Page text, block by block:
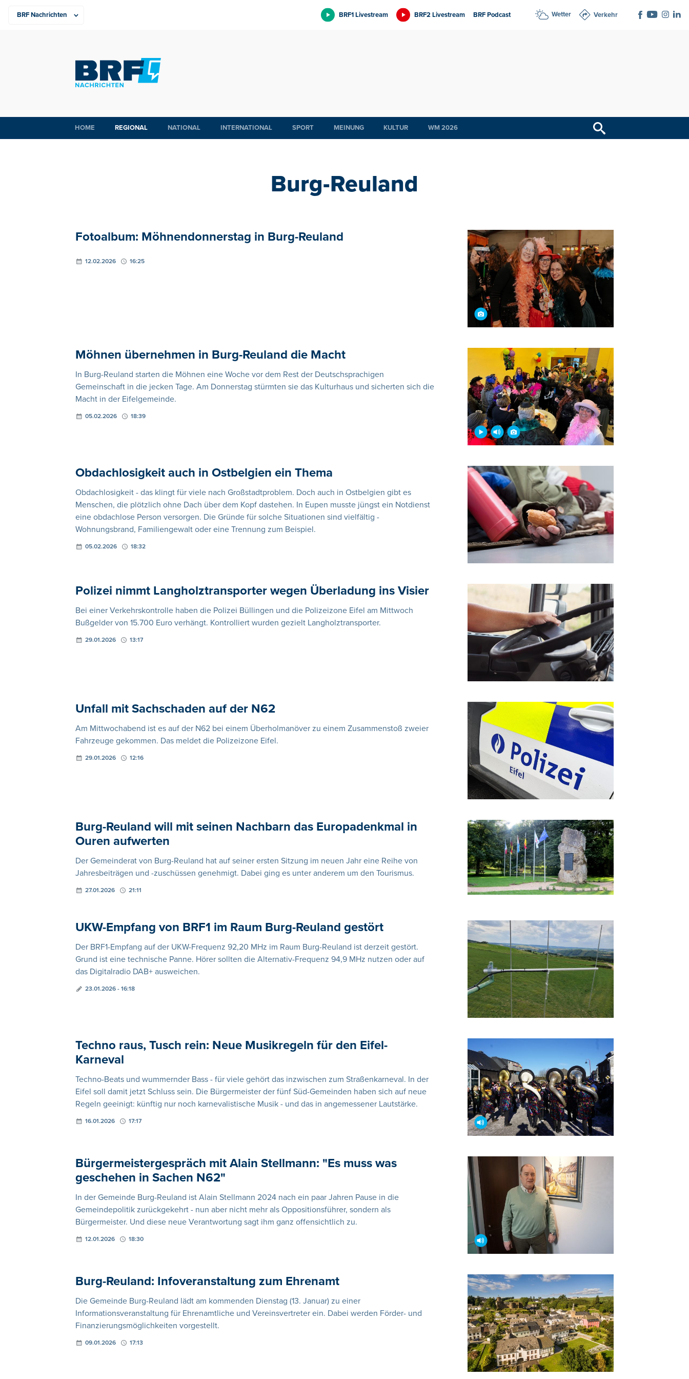
BRF1 Livestream BRF2 Livestream BRF Podcast Wetter Verkehr
HOME REGIONAL NATIONAL INTERNATIONAL SPORT MEINUNG KULTUR WM 2026
Burg-Reuland
Fotoalbum: Möhnendonnerstag in Burg-Reuland
12.02.2026 16:25
Möhnen übernehmen in Burg-Reuland die Macht
In Burg-Reuland starten die Möhnen eine Woche vor dem Rest der Deutschsprachigen
Gemeinschaft in die jecken Tage. Am Donnerstag stürmten sie das Kulturhaus und sicherten sich die
Macht in der Eifelgemeinde.
05.02.2026 18:39
Obdachlosigkeit auch in Ostbelgien ein Thema
Obdachlosigkeit - das klingt für viele nach Großstadtproblem. Doch auch in Ostbelgien gibt es
Menschen, die plötzlich ohne Dach über dem Kopf dastehen. In Eupen musste jüngst ein Notdienst
eine obdachlose Person versorgen. Die Gründe für solche Situationen sind vielfältig -
Wohnungsbrand, Familiengewalt oder eine Trennung zum Beispiel.
05.02.2026 18:32
Polizei nimmt Langholztransporter wegen Überladung ins Visier
Bei einer Verkehrskontrolle haben die Polizei Büllingen und die Polizeizone Eifel am Mittwoch
Bußgelder von 15.700 Euro verhängt. Kontrolliert wurden gezielt Langholztransporter.
29.01.2026 13:17
Unfall mit Sachschaden auf der N62
Am Mittwochabend ist es auf der N62 bei einem Überholmanöver zu einem Zusammenstoß zweier
Fahrzeuge gekommen. Das meldet die Polizeizone Eifel.
29.01.2026 12:16
Burg-Reuland will mit seinen Nachbarn das Europadenkmal in
Ouren aufwerten
Der Gemeinderat von Burg-Reuland hat auf seiner ersten Sitzung im neuen Jahr eine Reihe von
Jahresbeiträgen und -zuschüssen genehmigt. Dabei ging es unter anderem um den Tourismus.
27.01.2026 21:11
UKW-Empfang von BRF1 im Raum Burg-Reuland gestört
Der BRF1-Empfang auf der UKW-Frequenz 92,20 MHz im Raum Burg-Reuland ist derzeit gestört.
Grund ist eine technische Panne. Hörer sollten die Alternativ-Frequenz 94,9 MHz nutzen oder auf
das Digitalradio DAB+ ausweichen.
23.01.2026 - 16:18
Techno raus, Tusch rein: Neue Musikregeln für den Eifel-
Karneval
Techno-Beats und wummernder Bass - für viele gehört das inzwischen zum Straßenkarneval. In der
Eifel soll damit jetzt Schluss sein. Die Bürgermeister der fünf Süd-Gemeinden haben sich auf neue
Regeln geeinigt: künftig nur noch karnevalistische Musik - und das in angemessener Lautstärke.
16.01.2026 17:17
Bürgermeistergespräch mit Alain Stellmann: "Es muss was
geschehen in Sachen N62"
In der Gemeinde Burg-Reuland ist Alain Stellmann 2024 nach ein paar Jahren Pause in die
Gemeindepolitik zurückgekehrt - nun aber nicht mehr als Oppositionsführer, sondern als
Bürgermeister. Und diese neue Verantwortung sagt ihm ganz offensichtlich zu.
12.01.2026 18:30
Burg-Reuland: Infoveranstaltung zum Ehrenamt
Die Gemeinde Burg-Reuland lädt am kommenden Dienstag (13. Januar) zu einer
Informationsveranstaltung für Ehrenamtliche und Vereinsvertreter ein. Dabei werden Förder- und
Finanzierungsmöglichkeiten vorgestellt.
09.01.2026 17:13